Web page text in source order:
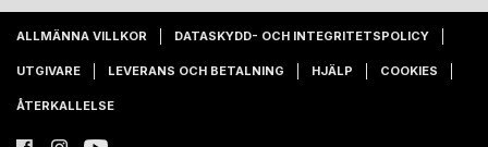
ALLMÄNNA VILLKOR DATASKYDD- OCH INTEGRITETSPOLICY
UTGIVARE LEVERANS OCH BETALNING HJÄLP COOKIES
ÅTERKALLELSE